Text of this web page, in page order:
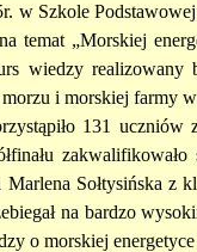
w Szkole
temat „Morskiej
wiedzy realizowany
i morskiej farmy
131 uczniów
Sołtysińska z
na bardzo
o morskiej